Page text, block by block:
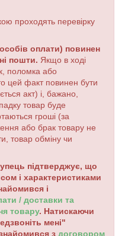
проходять перевірку
оплати) повинен
пошти. Якщо в ході
поломка або
цей факт повинен бути
акт) і, бажано,
товар буде
гроші (за
або брак товару не
товар обміну чи
підтверджує, що
і характеристиками
і
/ доставки та
товару. Натискаючи
мені"
з договором